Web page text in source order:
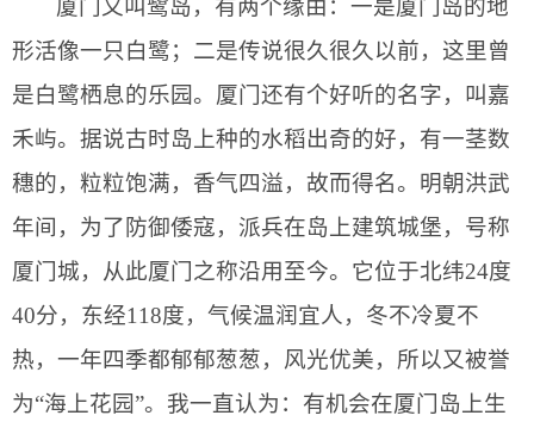
厦门又叫鹭岛，有两个缘由：一是厦门岛的地
形活像一只白鹭；二是传说很久很久以前，这里曾
是白鹭栖息的乐园。厦门还有个好听的名字，叫嘉
禾屿。据说古时岛上种的水稻出奇的好，有一茎数
穗的，粒粒饱满，香气四溢，故而得名。明朝洪武
年间，为了防御倭寇，派兵在岛上建筑城堡，号称
厦门城，从此厦门之称沿用至今。它位于北纬24度
40分，东经118度，气候温润宜人，冬不冷夏不
热，一年四季都郁郁葱葱，风光优美，所以又被誉
为“海上花园”。我一直认为：有机会在厦门岛上生